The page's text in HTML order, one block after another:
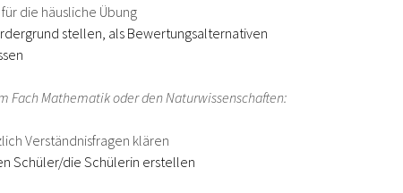
die häusliche Übung
stellen, als Bewertungsalternativen
Fach Mathematik oder den Naturwissenschaften:
Verständnisfragen klären
Schüler/die Schülerin erstellen